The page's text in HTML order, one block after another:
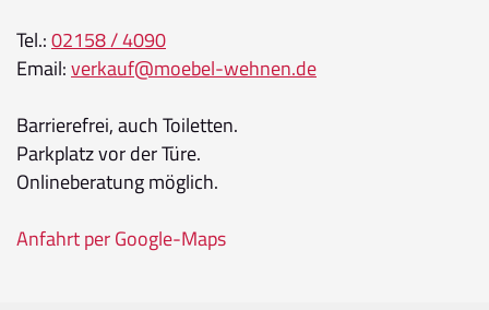
Tel.:02158 / 4090
Email:verkauf@moebel-wehnen.de
Barrierefrei, auch Toiletten.
Parkplatz vor der Türe.
Onlineberatung möglich.
Anfahrt per Google-Maps